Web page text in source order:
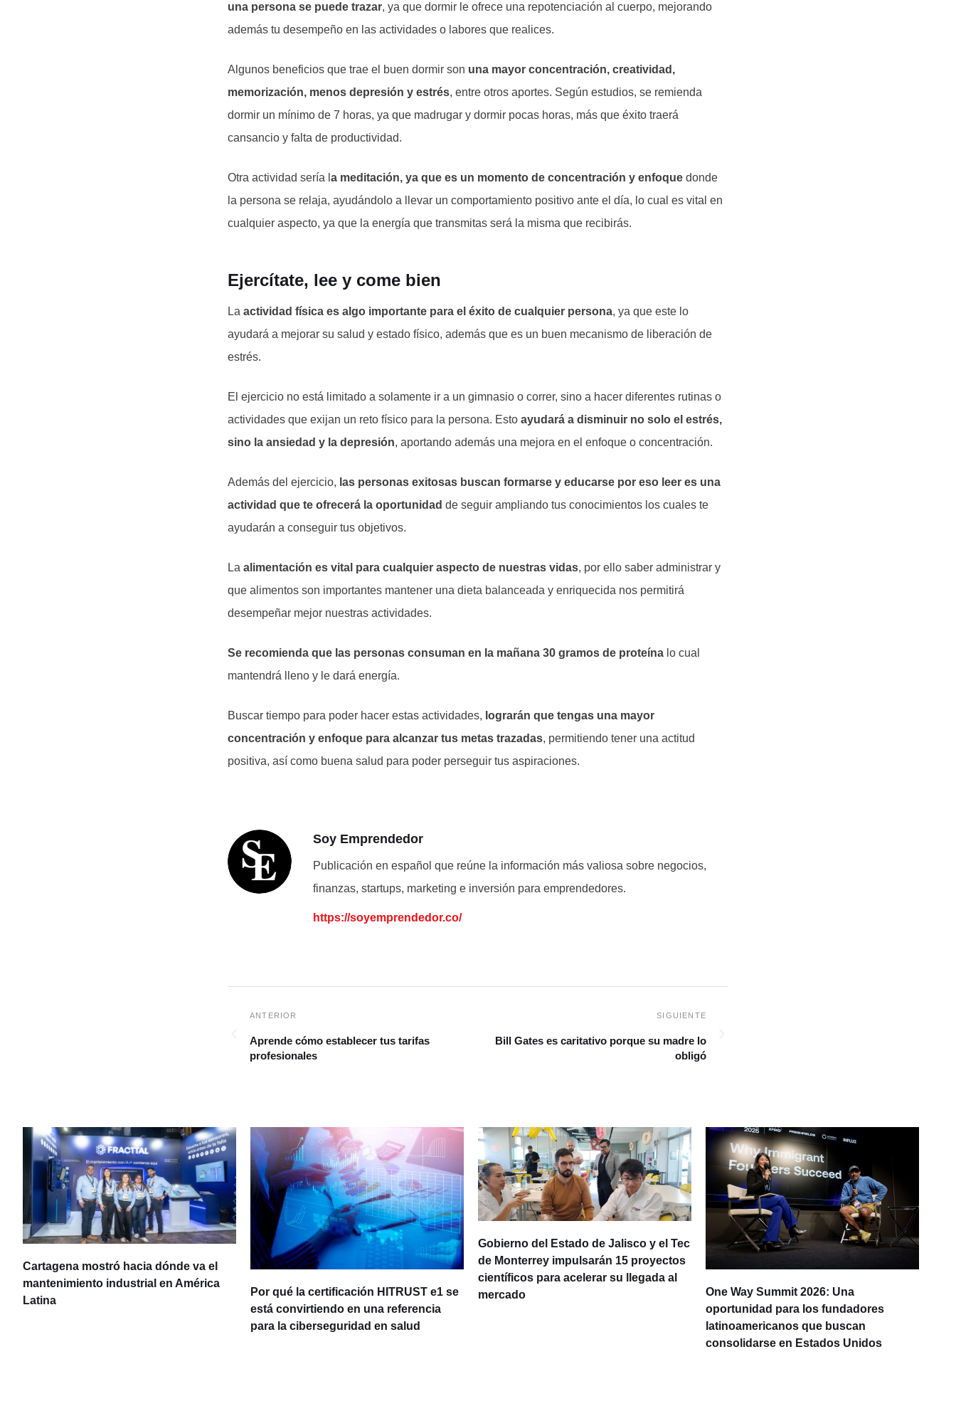
una persona se puede trazar, ya que dormir le ofrece una repotenciación al cuerpo, mejorando
además tu desempeño en las actividades o labores que realices.
Algunos beneficios que trae el buen dormir son una mayor concentración, creatividad,
memorización, menos depresión y estrés, entre otros aportes. Según estudios, se remienda
dormir un mínimo de 7 horas, ya que madrugar y dormir pocas horas, más que éxito traerá
cansancio y falta de productividad.
Otra actividad sería l a meditación, ya que es un momento de concentración y enfoque donde
la persona se relaja, ayudándolo a llevar un comportamiento positivo ante el día, lo cual es vital en
cualquier aspecto, ya que la energía que transmitas será la misma que recibirás.
Ejercítate, lee y come bien
La actividad física es algo importante para el éxito de cualquier persona, ya que este lo
ayudará a mejorar su salud y estado físico, además que es un buen mecanismo de liberación de
estrés.
El ejercicio no está limitado a solamente ir a un gimnasio o correr, sino a hacer diferentes rutinas o
actividades que exijan un reto físico para la persona. Esto ayudará a disminuir no solo el estrés,
sino la ansiedad y la depresión, aportando además una mejora en el enfoque o concentración.
Además del ejercicio, las personas exitosas buscan formarse y educarse por eso leer es una
actividad que te ofrecerá la oportunidad de seguir ampliando tus conocimientos los cuales te
ayudarán a conseguir tus objetivos.
La alimentación es vital para cualquier aspecto de nuestras vidas, por ello saber administrar y
que alimentos son importantes mantener una dieta balanceada y enriquecida nos permitirá
desempeñar mejor nuestras actividades.
Se recomienda que las personas consuman en la mañana 30 gramos de proteína lo cual
mantendrá lleno y le dará energía.
Buscar tiempo para poder hacer estas actividades, lograrán que tengas una mayor
concentración y enfoque para alcanzar tus metas trazadas, permitiendo tener una actitud
positiva, así como buena salud para poder perseguir tus aspiraciones.
Soy Emprendedor
Publicación en español que reúne la información más valiosa sobre negocios,
finanzas, startups, marketing e inversión para emprendedores.
https://soyemprendedor.co/
Aprende cómo establecer tus tarifas
profesionales
Bill Gates es caritativo porque su madre lo
obligó
Cartagena mostró hacia dónde va el
mantenimiento industrial en América
Latina
Por qué la certificación HITRUST e1 se
está convirtiendo en una referencia
para la ciberseguridad en salud
Gobierno del Estado de Jalisco y el Tec
de Monterrey impulsarán 15 proyectos
científicos para acelerar su llegada al
mercado
One Way Summit 2026: Una
oportunidad para los fundadores
latinoamericanos que buscan
consolidarse en Estados Unidos